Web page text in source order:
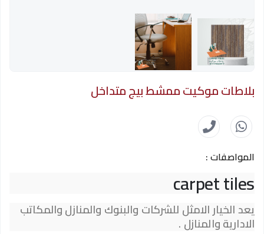
بلاطات موكيت ممشط بيج متداخل
المواصفات :
carpet tiles
يعد الخيار الامثل للشركات والبنوك والمنازل والمكاتب
الادارية والمنازل .